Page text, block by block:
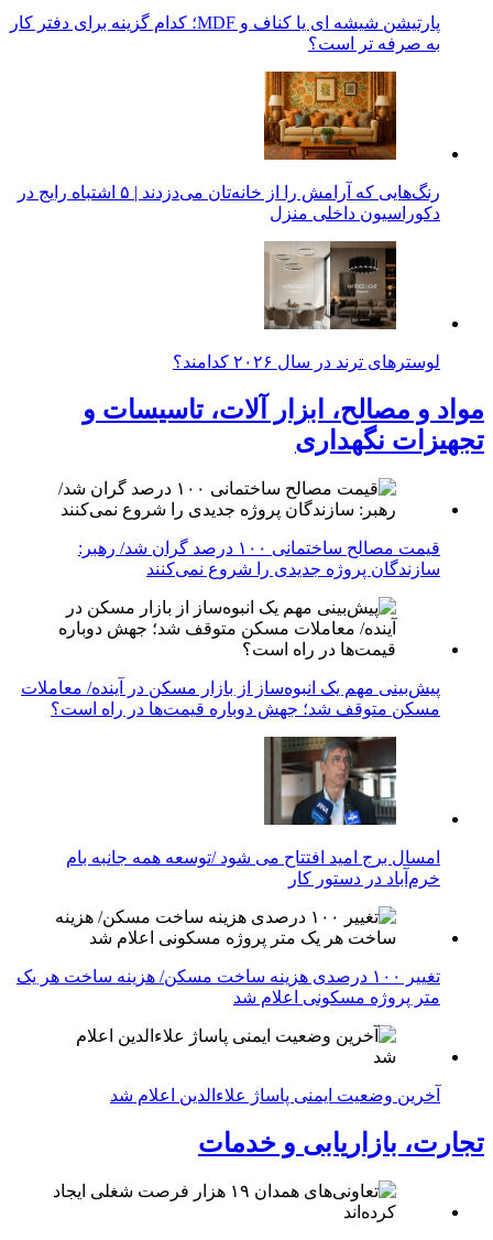
پارتیشن شیشه ای یا کناف و MDF؛ کدام گزینه برای دفتر کار
به صرفه تر است؟
رنگ‌هایی که آرامش را از خانه‌تان می‌دزدند | ۵ اشتباه رایج در
دکوراسیون داخلی منزل
لوسترهای ترند در سال ۲۰۲۶ کدامند؟
مواد و مصالح، ابزار آلات، تاسیسات و
تجهیزات نگهداری
قیمت مصالح ساختمانی ۱۰۰ درصد گران شد/ رهبر:
سازندگان پروژه جدیدی را شروع نمی‌کنند
پیش‌بینی مهم یک انبوه‌ساز از بازار مسکن در آینده/ معاملات
مسکن متوقف شد؛ جهش دوباره قیمت‌ها در راه است؟
امسال برج امید افتتاح می شود /توسعه همه جانبه بام
خرم‌آباد در دستور کار
تغییر ۱۰۰ درصدی هزینه ساخت مسکن/ هزینه ساخت هر یک
متر پروژه مسکونی اعلام شد
آخرین وضعیت ایمنی پاساژ علاءالدین اعلام شد
تجارت، بازاریابی و خدمات